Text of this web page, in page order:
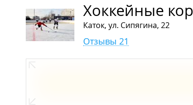
Хоккейные
Каток, ул. Сипягина, 22
Отзывы 21